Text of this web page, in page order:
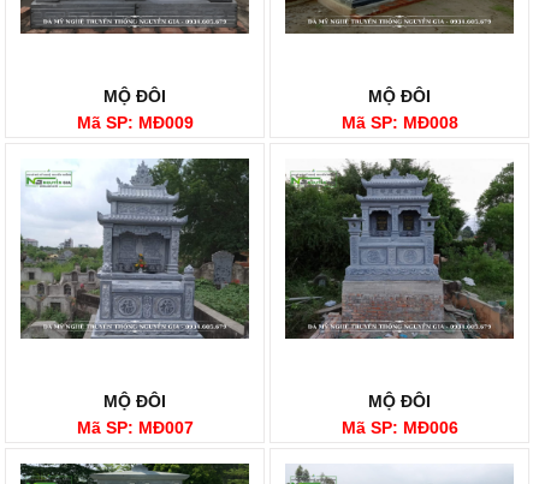
MỘ ĐÔI
Mã SP: MĐ009
MỘ ĐÔI
Mã SP: MĐ008
MỘ ĐÔI
Mã SP: MĐ007
MỘ ĐÔI
Mã SP: MĐ006